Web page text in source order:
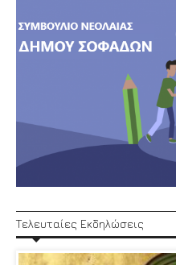
Τελευταίες Εκδηλώσεις